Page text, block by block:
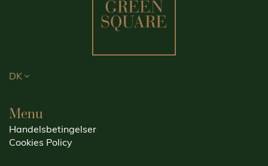
DK
Menu
Handelsbetingelser
Cookies Policy